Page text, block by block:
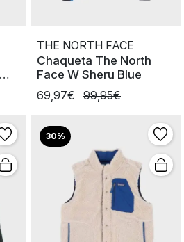
THE NORTH FACE
Chaqueta The North
Face W Sheru Blue
69,97€
99,95€
30%